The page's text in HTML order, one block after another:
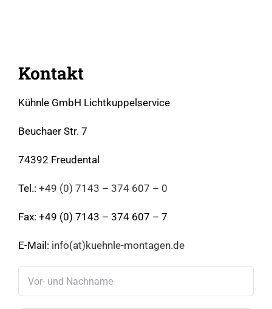
Kontakt
Kühnle GmbH Lichtkuppelservice
Beuchaer Str. 7
74392 Freudental
Tel.: +49 (0) 7143 – 374 607 – 0
Fax: +49 (0) 7143 – 374 607 – 7
E-Mail: info(at)kuehnle-montagen.de